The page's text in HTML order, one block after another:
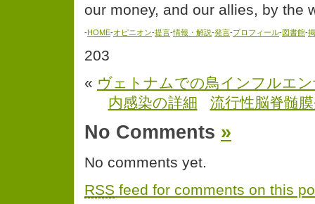
our money, and our allies, by the
-HOME-オピニオン-提言-情報・解説-発言-プロフィール-図書館-
203
« ヴェトナムでの鳥インフルエ
内感染の詳細
流行性脳脊髄
No Comments »
No comments yet.
RSS feed for comments on this